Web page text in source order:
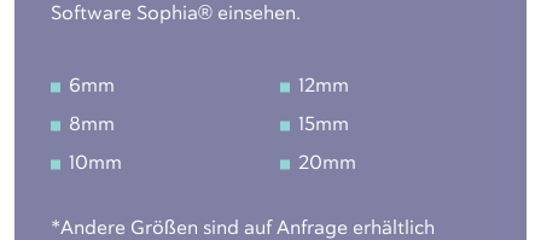
Software Sophia® einsehen.
6mm
8mm
10mm
12mm
15mm
20mm
*Andere Größen sind auf Anfrage erhältlich